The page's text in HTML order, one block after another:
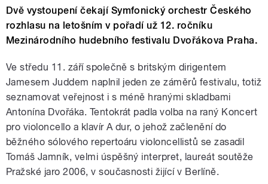
Dvě vystoupení čekají Symfonický orchestr Českého
rozhlasu na letošním v pořadí už 12. ročníku
Mezinárodního hudebního festivalu Dvořákova Praha.
Ve středu 11. září společně s britským dirigentem
Jamesem Juddem naplnil jeden ze záměrů festivalu, totiž
seznamovat veřejnost i s méně hranými skladbami
Antonína Dvořáka. Tentokrát padla volba na raný Koncert
pro violoncello a klavír A dur, o jehož začlenění do
běžného sólového repertoáru violoncellistů se zasadil
Tomáš Jamník, velmi úspěšný interpret, laureát soutěže
Pražské jaro 2006, vsoučasnosti žijící v Berlíně.